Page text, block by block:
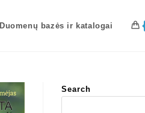
Duomenų bazės ir katalogai
Search